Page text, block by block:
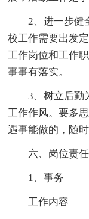
2、进一步健
校工作需要出发
工作岗位和工作
事事有落实。
3、树立后勤
工作作风。要多
遇事能做的，随
六、岗位责
1、事务
工作内容